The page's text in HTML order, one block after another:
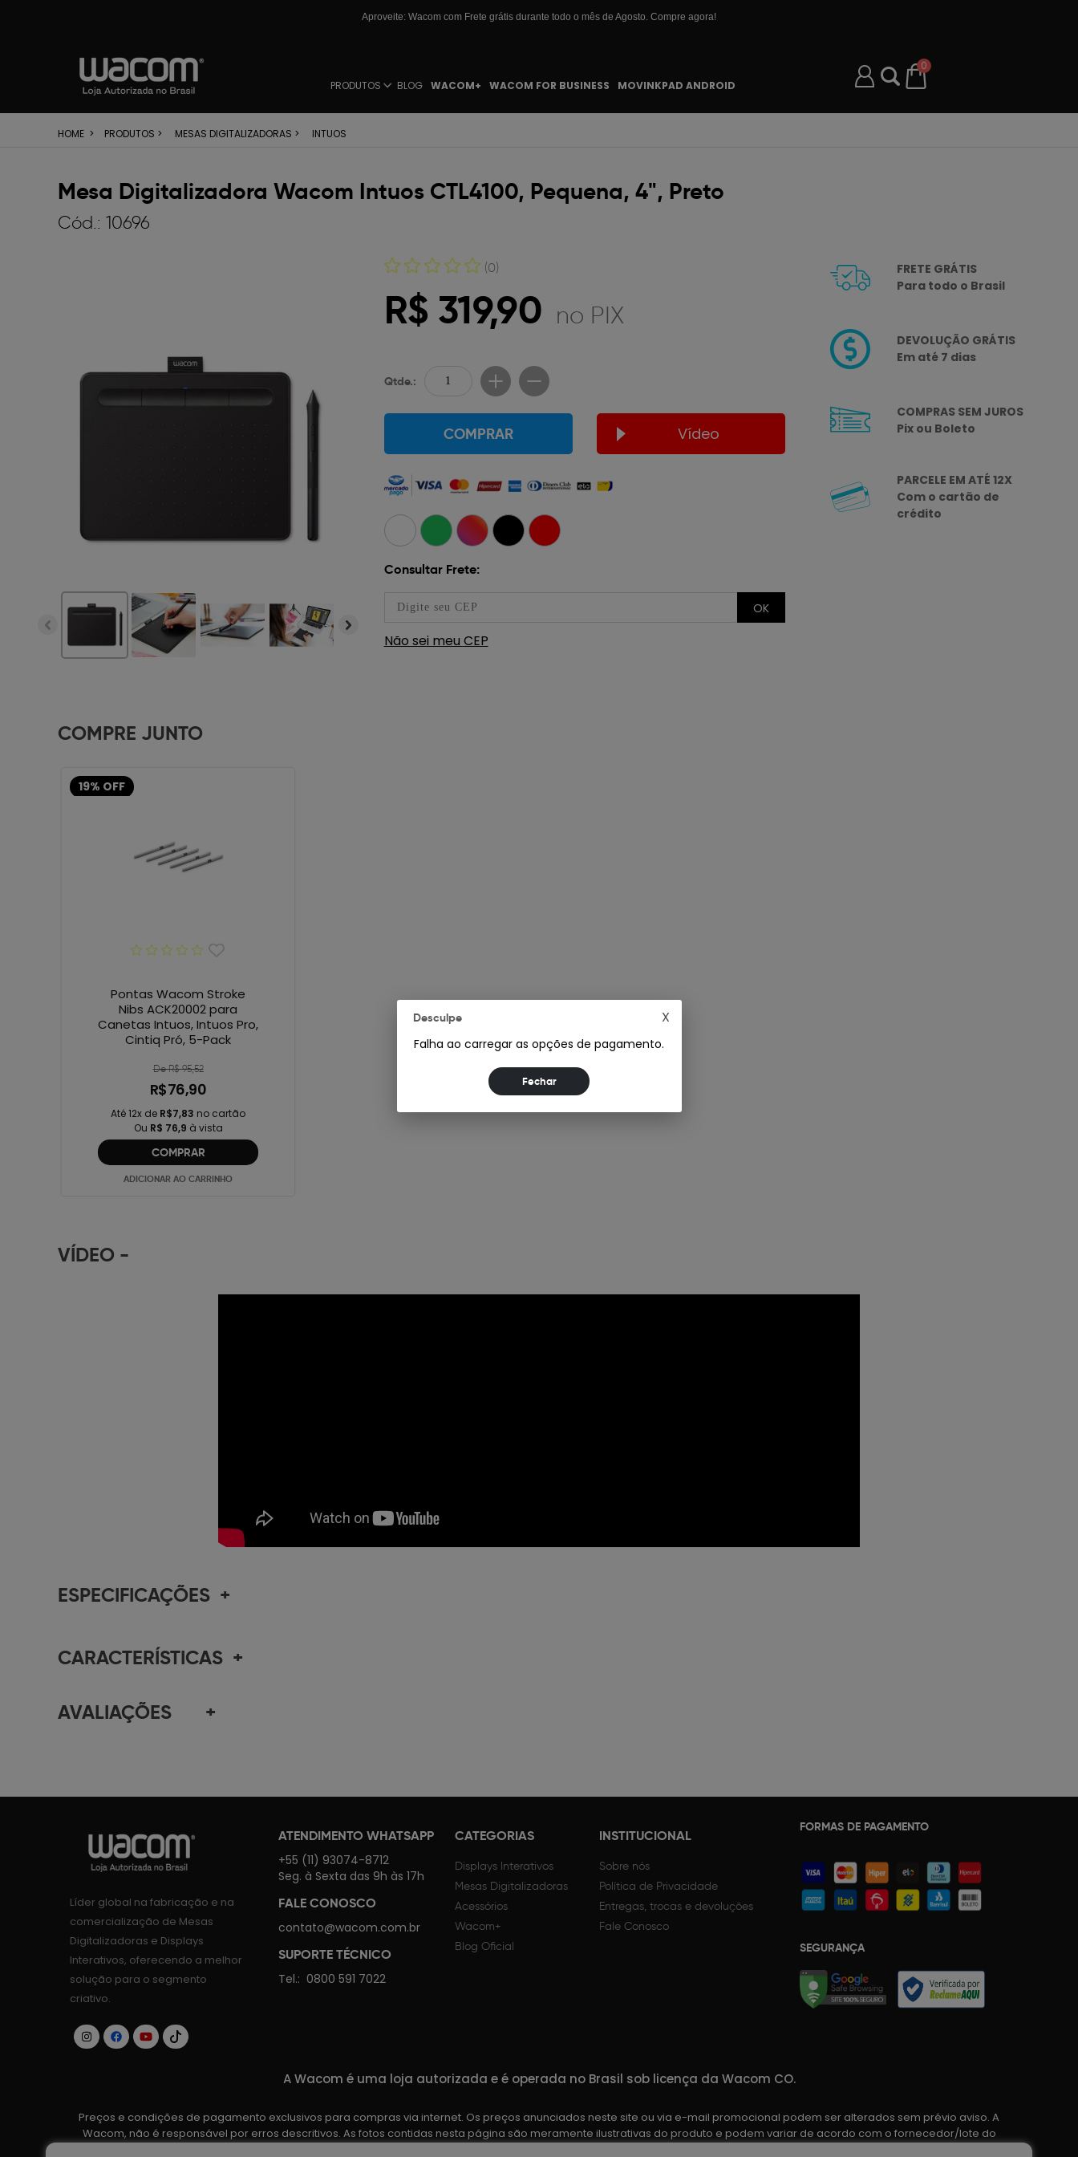
Aproveite: Wacom com Frete grátis durante todo o mês de Agosto. Compre agora!
PRODUTOS BLOG WACOM+ WACOM FOR BUSINESS MOVINKPAD ANDROID
0
HOME > PRODUTOS > MESAS DIGITALIZADORAS > INTUOS
Mesa Digitalizadora Wacom Intuos CTL4100, Pequena, 4", Preto
Cód.: 10696
(0)
R$ 319,90 no PIX
Qtde.:
COMPRAR Vídeo
Consultar Frete:
OK
Não sei meu CEP
FRETE GRÁTIS
Para todo o Brasil
DEVOLUÇÃO GRÁTIS
Em até 7 dias
COMPRAS SEM JUROS
Pix ou Boleto
PARCELE EM ATÉ 12X
Com o cartão de
crédito
COMPRE JUNTO
19% OFF
Pontas Wacom Stroke
Nibs ACK20002 para
Canetas Intuos, Intuos Pro,
Cintiq Pró, 5-Pack
De R$ 95,52
R$76,90
Até 12x de R$7,83 no cartão
Ou R$ 76,9 à vista
COMPRAR
ADICIONAR AO CARRINHO
VÍDEO -
ESPECIFICAÇÕES +
CARACTERÍSTICAS +
AVALIAÇÕES +
Líder global na fabricação e na
comercialização de Mesas
Digitalizadoras e Displays
Interativos, oferecendo a melhor
solução para o segmento
criativo.
ATENDIMENTO WHATSAPP
+55 (11) 93074-8712
Seg. à Sexta das 9h às 17h
FALE CONOSCO
contato@wacom.com.br
SUPORTE TÉCNICO
Tel.: 0800 591 7022
CATEGORIAS
Displays Interativos
Mesas Digitalizadoras
Acessórios
Wacom+
Blog Oficial
INSTITUCIONAL
Sobre nós
Política de Privacidade
Entregas, trocas e devoluções
Fale Conosco
FORMAS DE PAGAMENTO
SEGURANÇA
A Wacom é uma loja autorizada e é operada no Brasil sob licença da Wacom CO.
Preços e condições de pagamento exclusivos para compras via internet. Os preços anunciados neste site ou via e-mail promocional podem ser alterados sem prévio aviso. A
Wacom, não é responsável por erros descritivos. As fotos contidas nesta página são meramente ilustrativas do produto e podem variar de acordo com o fornecedor/lote do
Desculpe
Falha ao carregar as opções de pagamento.
X